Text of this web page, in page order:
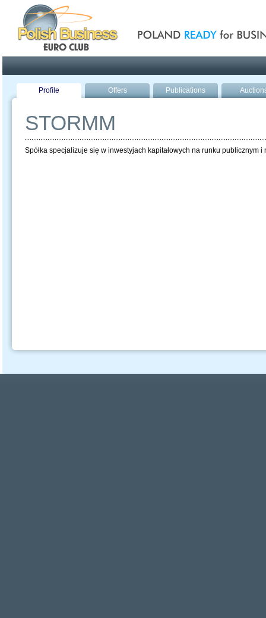
Profile Offers Publications
STORMM
Spółka specjalizuje się w inwestyjach kapitałowych na runku publicznym i